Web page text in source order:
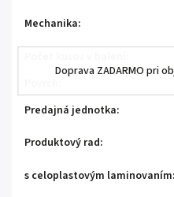
Doprava ZADARMO pri
Mechanika:
Predajná jednotka:
Produktový rad:
s celoplastovým laminovaním: